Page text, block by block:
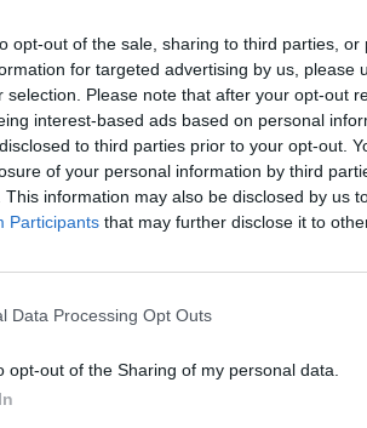
opt-out of the sale, sharing to third parties,
for targeted advertising by us, please
selection. Please note that after your opt-out
interest-based ads based on personal
to third parties prior to your opt-out.
of your personal information by third
This information may also be disclosed by us
Participants that may further disclose it to
Data Processing Opt Outs
opt-out of the Sharing of my personal data.
προχώρησαν άμεσα σε πολύωρη
να αντιμετωπίσουν τις βαριές
υπέστη. Παράλληλα,
στον θώρακα και στα κάτω άκρα.
στη ΜΕΘ, όπου παραμένει
τα επόμενα 24ωρα ως
του.
ατύχημα